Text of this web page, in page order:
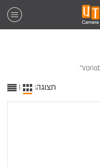
תצוגה: |